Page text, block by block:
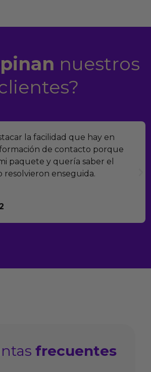
nuestros
hay en
porque
saber el
verdad es
muchísimos
frecuentes